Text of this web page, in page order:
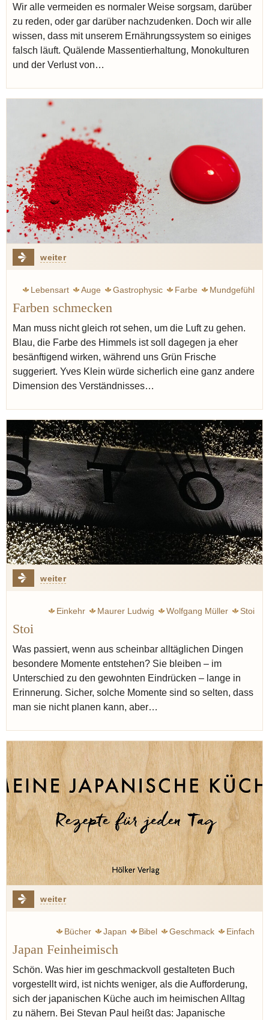
Wir alle vermeiden es normaler Weise sorgsam, darüber
zu reden, oder gar darüber nachzudenken. Doch wir alle
wissen, dass mit unserem Ernährungssystem so einiges
falsch läuft. Quälende Massentierhaltung, Monokulturen
und der Verlust von…
weiter
Lebensart Auge Gastrophysic Farbe Mundgefühl
Farben schmecken
Man muss nicht gleich rot sehen, um die Luft zu gehen.
Blau, die Farbe des Himmels ist soll dagegen ja eher
besänftigend wirken, während uns Grün Frische
suggeriert. Yves Klein würde sicherlich eine ganz andere
Dimension des Verständnisses…
weiter
Einkehr Maurer Ludwig Wolfgang Müller
Stoi
Stoi
Was passiert, wenn aus scheinbar alltäglichen Dingen
besondere Momente entstehen? Sie bleiben – im
Unterschied zu den gewohnten Eindrücken – lange in
Erinnerung. Sicher, solche Momente sind so selten, dass
man sie nicht planen kann, aber…
weiter
Bücher Japan Bibel Geschmack Einfach
Japan Feinheimisch
Schön. Was hier im geschmackvoll gestalteten Buch
vorgestellt wird, ist nichts weniger, als die Aufforderung,
sich der japanischen Küche auch im heimischen Alltag
zu nähern. Bei Stevan Paul heißt das: Japanische